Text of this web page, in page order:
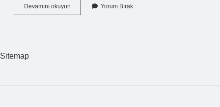
Devamını okuyun
Hangi
Yorum Bırak
Sitemap